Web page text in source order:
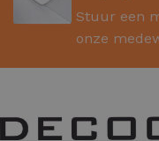
Stuur een
onze